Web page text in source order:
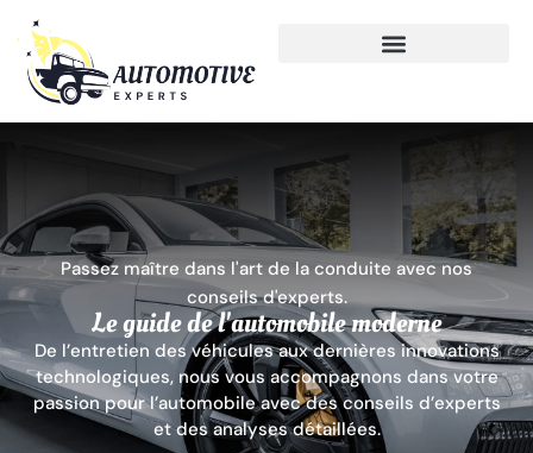
Passez maître dans l'art de la conduite avec nos
conseils d'experts.
Le guide de l'automobile moderne
De l’entretien des véhicules aux dernières innovations
technologiques, nous vous accompagnons dans votre
passion pour l’automobile avec des conseils d’experts
et des analyses détaillées.